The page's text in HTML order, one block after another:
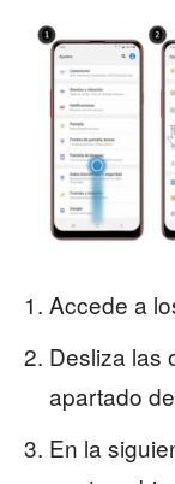
Accede a
Desliza las
apartado
En la